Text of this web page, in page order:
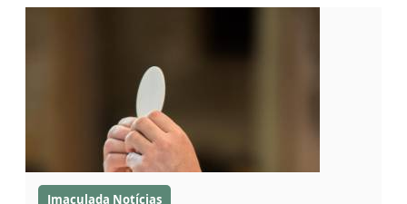
Imaculada Notícias